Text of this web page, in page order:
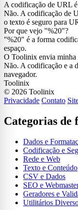
A codificação de URL
Não. A codificação de
o texto é seguro para
Por que vejo "%20"?
"%20" é a forma
espaço.
O Toolinix envia
Não. A codificação e a
navegador.
Toolinix
© 2026 Toolinix
Privacidade Contato
Categorias de
Dados e
Codificação e
Rede e Web
Texto e Conteúdo
CSV e Dados
SEO e
Geradores e
Utilitários